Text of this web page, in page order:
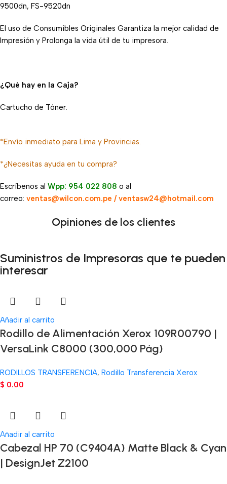
9500dn, FS-9520dn
El uso de Consumibles Originales Garantiza la mejor calidad de
Impresión y Prolonga la vida útil de tu impresora.
¿Qué hay en la Caja?
Cartucho de Tóner.
*Envío inmediato para Lima y Provincias.
*¿Necesitas ayuda en tu compra?
Escríbenos al Wpp: 954 022 808 o al
correo: ventas@wilcon.com.pe / ventasw24@hotmail.com
Opiniones de los clientes
Suministros de Impresoras que te pueden
interesar
Añadir al carrito
Rodillo de Alimentación Xerox 109R00790 |
VersaLink C8000 (300,000 Pág)
RODILLOS TRANSFERENCIA, Rodillo Transferencia Xerox
$ 0.00
Añadir al carrito
Cabezal HP 70 (C9404A) Matte Black & Cyan
| DesignJet Z2100